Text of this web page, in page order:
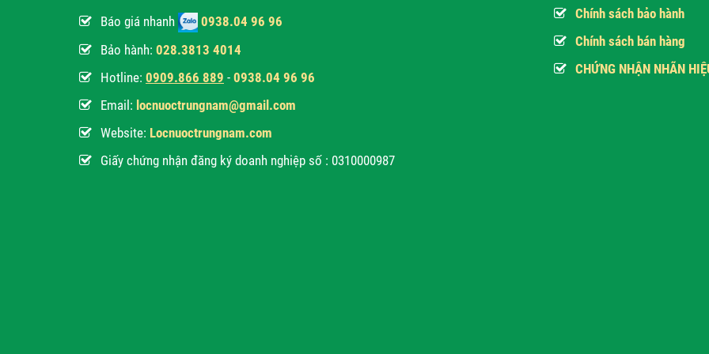
Báo giá nhanh
0938.04 96 96
Bảo hành: 028.3813 4014
Hotline: 0909.866 889 - 0938.04 96 96
Email: locnuoctrungnam@gmail.com
Website: Locnuoctrungnam.com
Giấy chứng nhận đăng ký doanh nghiệp số : 0310000987
Chính sách bảo hành
Chính sách bán hàng
CHỨNG NHẬN NHÃN